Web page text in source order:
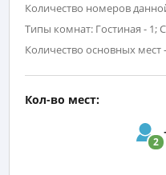
Количество номеров
Типы комнат: Гостиная - 1;
Количество основных мест
Кол-во мест:
2